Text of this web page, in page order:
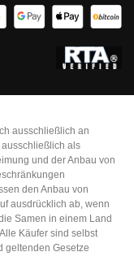
ausschließlich an
als
und der Anbau von
den Anbau von
ausdrücklich ab, wenn
Samen in einem Land
Käufer sind selbst
geltenden Gesetze